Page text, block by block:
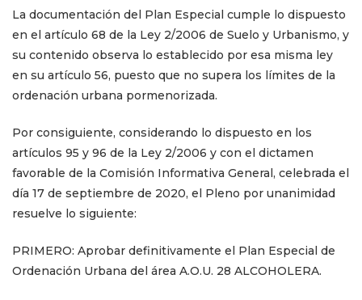
La documentación del Plan Especial cumple lo dispuesto
en el artículo 68 de la Ley 2/2006 de Suelo y Urbanismo, y
su contenido observa lo establecido por esa misma ley
en su artículo 56, puesto que no supera los límites de la
ordenación urbana pormenorizada.
Por consiguiente, considerando lo dispuesto en los
artículos 95 y 96 de la Ley 2/2006 y con el dictamen
favorable de la Comisión Informativa General, celebrada el
día 17 de septiembre de 2020, el Pleno por unanimidad
resuelve lo siguiente:
PRIMERO: Aprobar definitivamente el Plan Especial de
Ordenación Urbana del área A.O.U. 28 ALCOHOLERA.